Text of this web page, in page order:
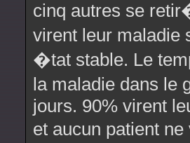
cinq autres se
virent leur maladie
�tat stable. Le
la maladie dans le
jours. 90% virent
et aucun patient